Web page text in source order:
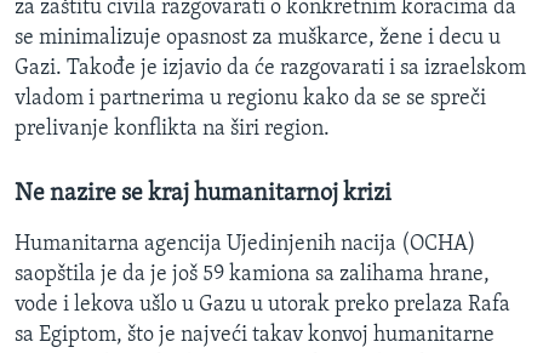
za zaštitu civila razgovarati o konkretnim koracima da
se minimalizuje opasnost za muškarce, žene i decu u
Gazi. Takođe je izjavio da će razgovarati i sa izraelskom
vladom i partnerima u regionu kako da se se spreči
prelivanje konflikta na širi region.
Ne nazire se kraj humanitarnoj krizi
Humanitarna agencija Ujedinjenih nacija (OCHA)
saopštila je da je još 59 kamiona sa zalihama hrane,
vode i lekova ušlo u Gazu u utorak preko prelaza Rafa
sa Egiptom, što je najveći takav konvoj humanitarne